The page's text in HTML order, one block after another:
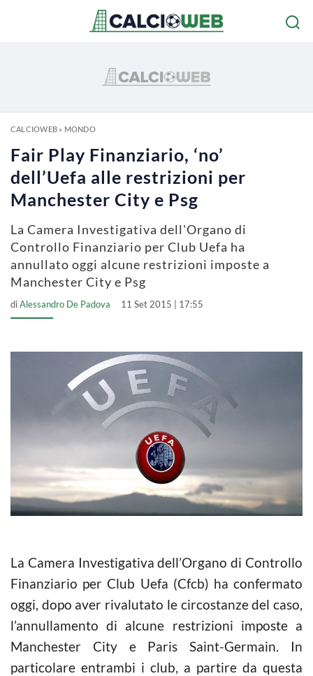
CALCIOWEB» MONDO
Fair Play Finanziario, ‘no’
dell’Uefa alle restrizioni per
Manchester City e Psg
La Camera Investigativa dell'Organo di
Controllo Finanziario per Club Uefa ha
annullato oggi alcune restrizioni imposte a
Manchester City e Psg
diAlessandro De Padova 11 Set 2015 | 17:55
La Camera Investigativa dell’Organo di Controllo
Finanziario per Club Uefa (Cfcb) ha confermato
oggi, dopo aver rivalutato le circostanze del caso,
l’annullamento di alcune restrizioni imposte a
Manchester City e Paris Saint-Germain. In
particolare entrambi i club, a partire da questa